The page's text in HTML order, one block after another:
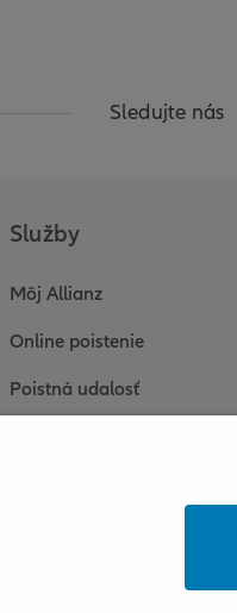
Sledujte nás
Služby
Môj Allianz
Online poistenie
Poistná udalosť